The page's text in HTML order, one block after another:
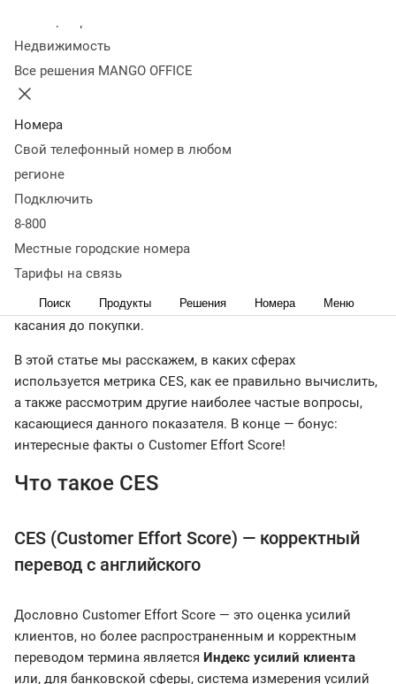
Недвижимость
Все решения MANGO OFFICE
Номера
Свой телефонный номер в любом
регионе
Подключить
8-800
Местные городские номера
Тарифы на связь
Поиск Продукты Решения Номера Меню
CES Инструменты для вычисления CES
для расчета CES
Effort Score)
вычислить CES
Примеры расчета
Score)
← Журнал
Общеизвестно, что для оценки сервиса необходимо
чтобы составить наиболее объективную картину бизнес-
процесса и найти точки роста в пути клиента от первого
касания до покупки.
В этой статье мы расскажем, в каких сферах
используется метрика CES, как ее правильно вычислить,
а также рассмотрим другие наиболее частые вопросы,
касающиеся данного показателя. В конце — бонус:
интересные факты о Customer Effort Score!
Что такое CES
CES (Customer Effort Score) — корректный
перевод с английского
Дословно Customer Effort Score — это оценка усилий
клиентов, но более распространенным и корректным
переводом термина является Индекс усилий клиента
или, для банковской сферы, система измерения усилий